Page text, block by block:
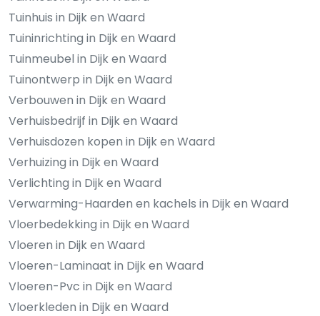
Tuinhuis in Dijk en Waard
Tuininrichting in Dijk en Waard
Tuinmeubel in Dijk en Waard
Tuinontwerp in Dijk en Waard
Verbouwen in Dijk en Waard
Verhuisbedrijf in Dijk en Waard
Verhuisdozen kopen in Dijk en Waard
Verhuizing in Dijk en Waard
Verlichting in Dijk en Waard
Verwarming-Haarden en kachels in Dijk en Waard
Vloerbedekking in Dijk en Waard
Vloeren in Dijk en Waard
Vloeren-Laminaat in Dijk en Waard
Vloeren-Pvc in Dijk en Waard
Vloerkleden in Dijk en Waard